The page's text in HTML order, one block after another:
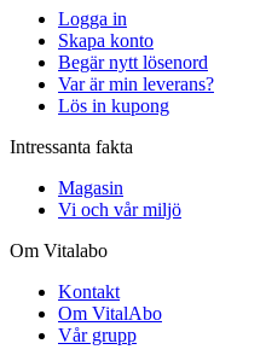
Logga in
Skapa konto
Begär nytt lösenord
Var är min leverans?
Lös in kupong
Intressanta fakta
Magasin
Vi och vår miljö
Om Vitalabo
Kontakt
Om VitalAbo
Vår grupp